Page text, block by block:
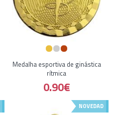
Medalha esportiva de ginástica
rítmica
0.90€
NOVEDAD